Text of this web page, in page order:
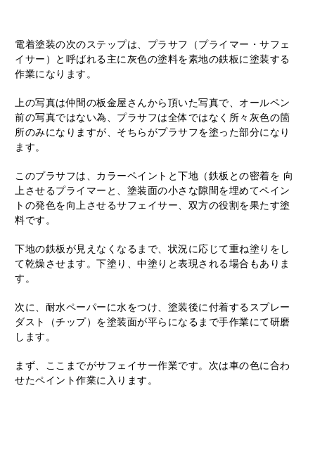
電着塗装の次のステップは、プラサフ（プライマー・サフェ
イサー）と呼ばれる主に灰色の塗料を素地の鉄板に塗装する
作業になります。
上の写真は仲間の板金屋さんから頂いた写真で、オールペン
前の写真ではない為、プラサフは全体ではなく所々灰色の箇
所のみになりますが、そちらがプラサフを塗った部分になり
ます。
このプラサフは、カラーペイントと下地（鉄板との密着を 向
上させるプライマーと、塗装面の小さな隙間を埋めてペイン
トの発色を向上させるサフェイサー、双方の役割を果たす塗
料です。
下地の鉄板が見えなくなるまで、状況に応じて重ね塗りをし
て乾燥させます。下塗り、中塗りと表現される場合もありま
す。
次に、耐水ペーパーに水をつけ、塗装後に付着するスプレー
ダスト（チップ）を塗装面が平らになるまで手作業にて研磨
します。
まず、ここまでがサフェイサー作業です。次は車の色に合わ
せたペイント作業に入ります。